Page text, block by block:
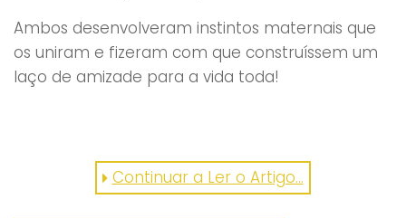
Ambos desenvolveram instintos maternais que
os uniram e fizeram com que construíssem um
laço de amizade para a vida toda!
Continuar a Ler o Artigo...